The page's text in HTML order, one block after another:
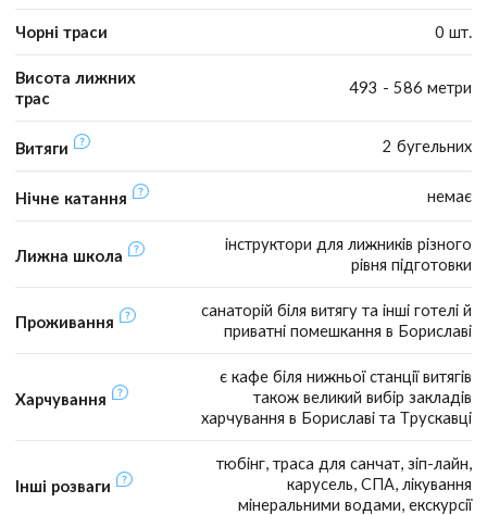
Чорні траси 0 шт.
Висота лижних
трас
493 - 586 метри
Витяги 2 бугельних
Нічне катання немає
Лижна школа
інструктори для лижників різного
рівня підготовки
Проживання
санаторій біля витягу та інші готелі й
приватні помешкання в Бориславі
Харчування
є кафе біля нижньої станції витягів
також великий вибір закладів
харчування в Бориславі та Трускавці
Інші розваги
тюбінг, траса для санчат, зіп-лайн,
карусель, СПА, лікування
мінеральними водами, екскурсії